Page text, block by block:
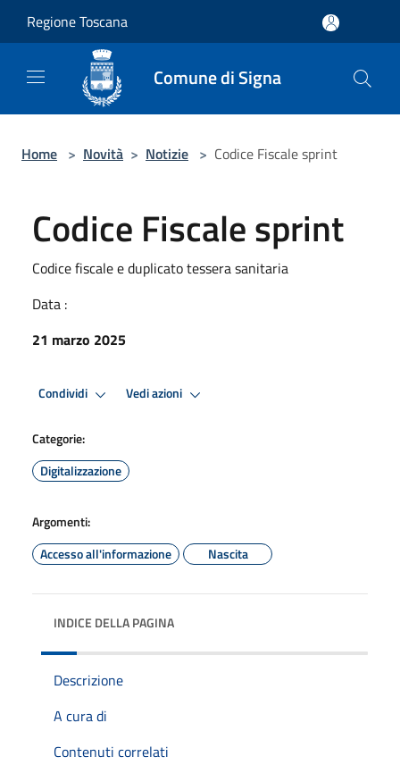
Regione Toscana
Comune di Signa
Home > Novità > Notizie > Codice Fiscale sprint
Codice Fiscale sprint
Codice fiscale e duplicato tessera sanitaria
Data :
21 marzo 2025
Condividi Vedi azioni
Categorie:
Digitalizzazione
Argomenti:
Accesso all'informazione
Nascita
INDICE DELLA PAGINA
Descrizione
A cura di
Contenuti correlati